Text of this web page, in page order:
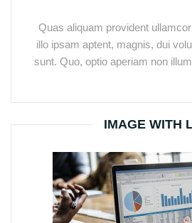
Quas aliquam provident
illo ipsam aptent, magnis, dui
sunt. Quo, optio aperiam non
IMAGE WITH